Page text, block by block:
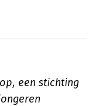
een stichting